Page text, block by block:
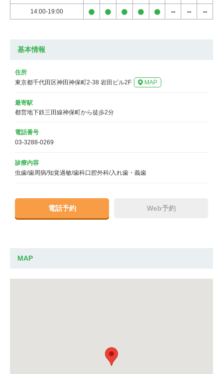
14:00-19:00
基本情報
住所
東京都千代田区神田神保町2-38 岩田ビル2F
MAP
最寄駅
都営地下鉄三田線神保町から徒歩2分
電話番号
03-3288-0269
診療内容
虫歯/歯周病/知覚過敏/歯科口腔外科/入れ歯・義歯
電話予約 Web予約
MAP